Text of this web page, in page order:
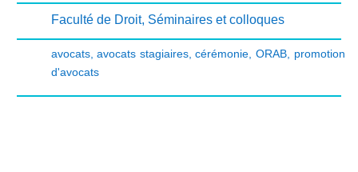
Faculté de Droit, Séminaires et colloques
avocats,avocats stagiaires,cérémonie ORAB, promotion
d'avocats